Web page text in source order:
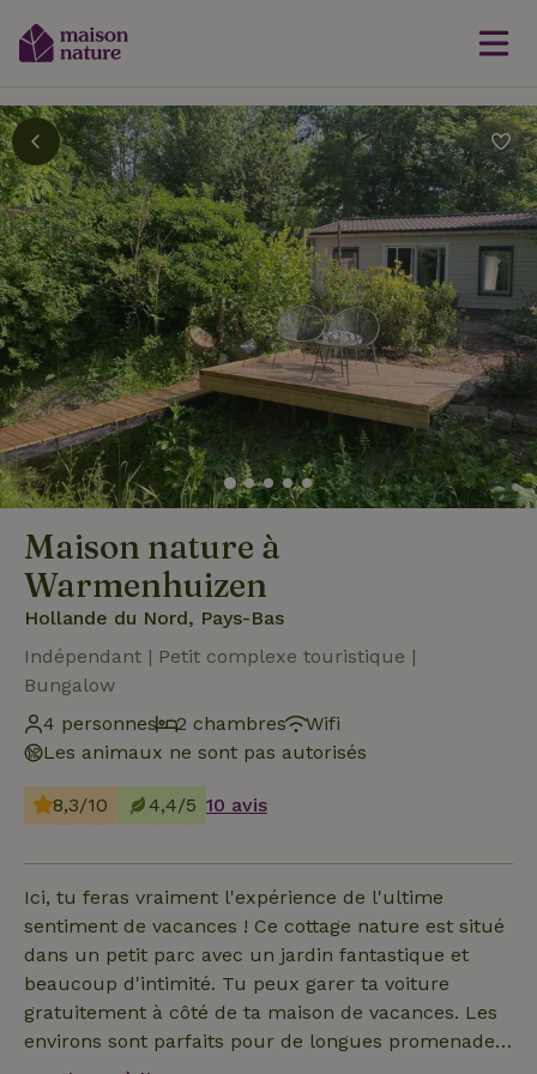
Maison nature à
Warmenhuizen
Hollande du Nord, Pays-Bas
Indépendant | Petit complexe touristique |
Bungalow
4 personnes
2 chambres
Wifi
Les animaux ne sont pas autorisés
8,3/10 4,4/5 10 avis
Ici, tu feras vraiment l'expérience de l'ultime
sentiment de vacances ! Ce cottage nature est situé
dans un petit parc avec un jardin fantastique et
beaucoup d'intimité. Tu peux garer ta voiture
gratuitement à côté de ta maison de vacances. Les
environs sont parfaits pour de longues promenades